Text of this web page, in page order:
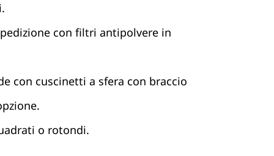
con filtri antipolvere in
con cuscinetti a sfera con braccio
o rotondi.